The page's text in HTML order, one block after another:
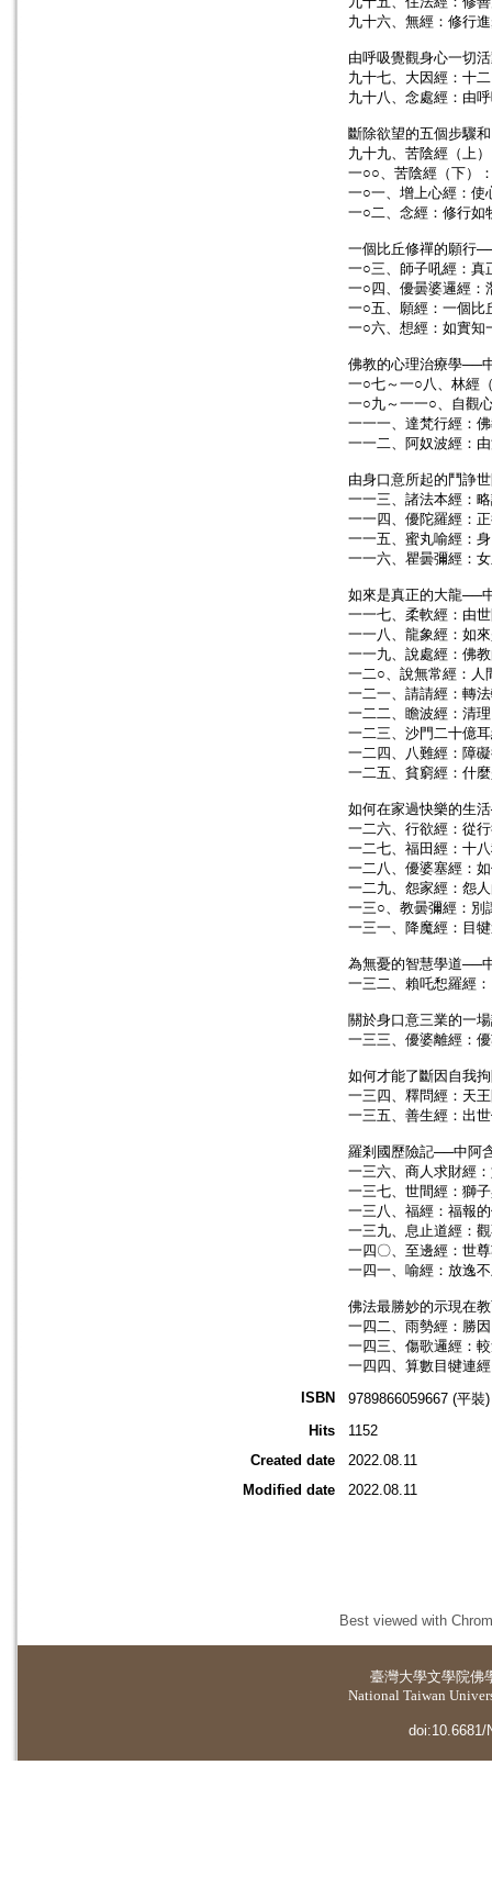
九十六、無經：修行
由呼吸覺觀身心一切
九十七、大因經：十
九十八、念處經：由
斷除欲望的五個步驟
九十九、苦陰經（上
一○○、苦陰經（下）
一○一、增上心經：使
一○二、念經：修行如
一個比丘修禪的願行
一○三、師子吼經：真
一○四、優曇婆邏經：
一○五、願經：一個比
一○六、想經：如實知
佛教的心理治療學──
一○七～一○八、林經
一○九～一一○、自觀
一一一、達梵行經：
一一二、阿奴波經：
由身口意所起的鬥諍
一一三、諸法本經：
一一四、優陀羅經：
一一五、蜜丸喻經：
一一六、瞿曇彌經：
如來是真正的大龍──
一一七、柔軟經：由
一一八、龍象經：如
一一九、說處經：佛
一二○、說無常經：人
一二一、請請經：轉
一二二、瞻波經：清
一二三、沙門二十億
一二四、八難經：障
一二五、貧窮經：什
如何在家過快樂的生
一二六、行欲經：從
一二七、福田經：十
一二八、優婆塞經：
一二九、怨家經：怨
一三○、教曇彌經：別
一三一、降魔經：目
為無憂的智慧學道──
一三二、賴吒惒羅經
關於身口意三業的一
一三三、優婆離經：
如何才能了斷因自我
一三四、釋問經：天
一三五、善生經：出
羅剎國歷險記──中阿
一三六、商人求財經
一三七、世間經：獅
一三八、福經：福報
一三九、息止道經：
一四〇、至邊經：世
一四一、喻經：放逸
佛法最勝妙的示現在
一四二、雨勢經：勝因
一四三、傷歌邏經：
一四四、算數目犍連
ISBN
9789866059667 (平裝)
Hits
1152
Created date
2022.08.11
Modified date
2022.08.11
Best viewed with
臺灣大學文學院佛
National Taiwan
doi:10.6681/